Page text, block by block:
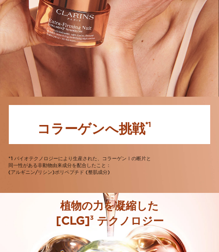
コラーゲンへ挑戦*1
*1 バイオテクノロジーにより生産された、コラーゲンⅠの断片と
同一性がある非動物由来成分を配合したこと：
(アルギニン/リシン)ポリペプチド (整肌成分)
植物の力を凝縮した
[CLG] 3テクノロジー